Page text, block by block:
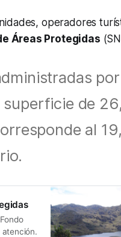
operadores
Áreas Protegidas
de
al
atención.